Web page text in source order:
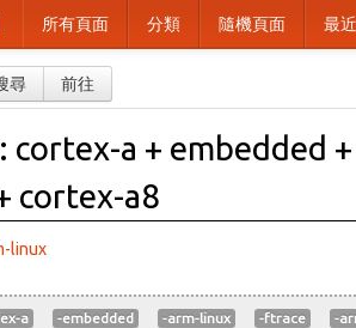
所有頁面 分類 隨機頁面 最
尋 前往
cortex-a + embedded
cortex-a8
linux
a -embedded -arm-linux -ftrace -